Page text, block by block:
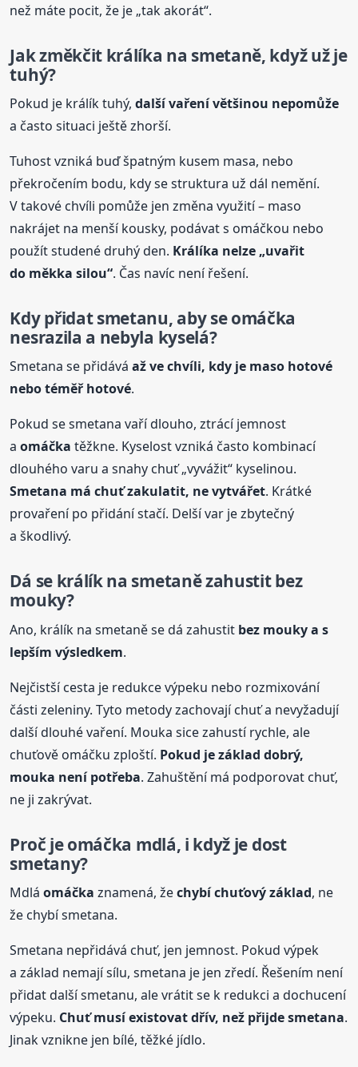
než máte pocit, že je „tak akorát“.
Jak změkčit králíka na smetaně, když už je
tuhý?
Pokud je králík tuhý,další vaření většinou nepomůže
a často situaci ještě zhorší.
Tuhost vzniká buď špatným kusem masa, nebo
překročením bodu, kdy se struktura už dál nemění.
V takové chvíli pomůže jen změna využití – maso
nakrájet na menší kousky, podávat s omáčkou nebo
použít studené druhý den. Králíka nelze „uvařit
do měkka silou“. Čas navíc není řešení.
Kdy přidat smetanu, aby seomáčka
nesrazila a nebyla kyselá?
Smetana se přidáváaž ve chvíli, kdy je maso hotové
nebo téměř hotové.
Pokud se smetana vaří dlouho, ztrácí jemnost
aomáčka těžkne. Kyselost vzniká často kombinací
dlouhého varu a snahy chuť „vyvážit“ kyselinou.
Smetana má chuť zakulatit, ne vytvářet. Krátké
provaření po přidání stačí. Delší var je zbytečný
a škodlivý.
Dá se králík na smetaně zahustit bez
mouky?
Ano, králík na smetaně se dá zahustit bez mouky a s
lepším výsledkem.
Nejčistší cesta je redukce výpeku nebo rozmixování
části zeleniny. Tyto metody zachovají chuť a nevyžadují
další dlouhé vaření. Mouka sice zahustí rychle, ale
chuťově omáčku zploští. Pokud je základ dobrý,
mouka není potřeba. Zahuštění má podporovat chuť,
ne ji zakrývat.
Proč jeomáčka mdlá, i když je dost
smetany?
Mdláomáčka znamená, žechybí chuťový základ, ne
že chybí smetana.
Smetana nepřidává chuť, jen jemnost. Pokud výpek
a základ nemají sílu, smetana je jen zředí. Řešením není
přidat další smetanu, ale vrátit se k redukci a dochucení
výpeku. Chuť musí existovat dřív, než přijde smetana.
Jinak vznikne jen bílé, těžké jídlo.